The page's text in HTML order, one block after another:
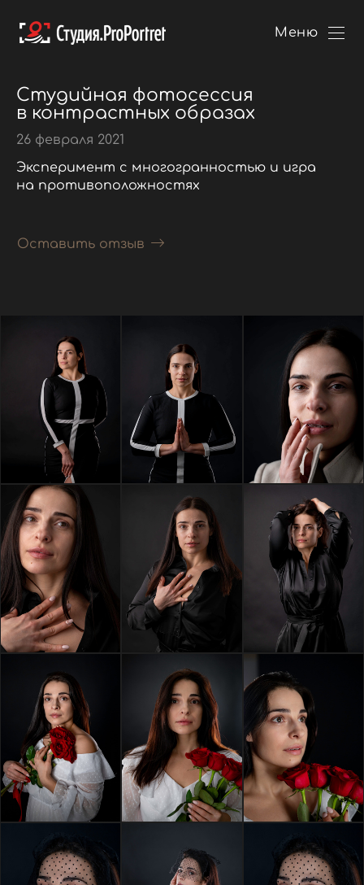
Меню
Студийная фотосессия
в контрастных образах
26 февраля 2021
Эксперимент с многогранностью и игра
на противоположностях
Оставить отзыв